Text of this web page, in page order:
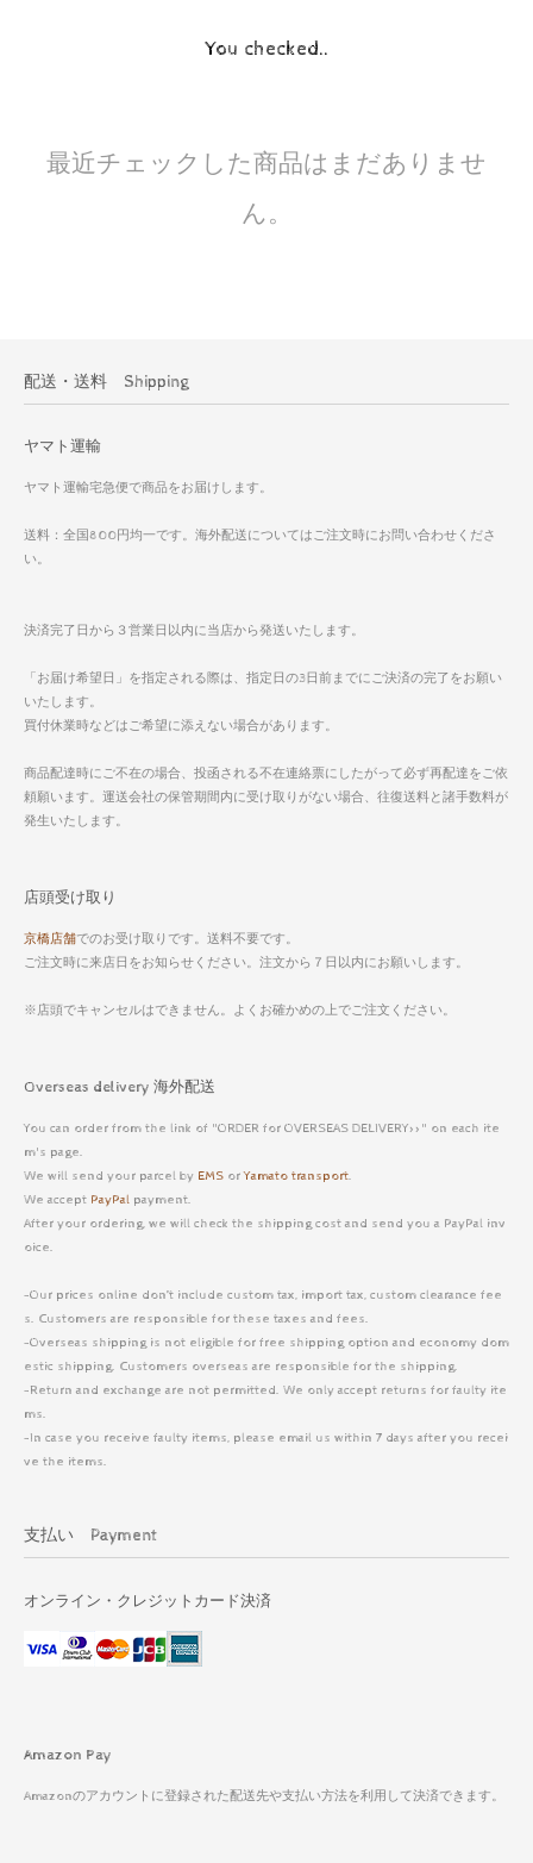
You checked..
最近チェックした商品はまだありませ
ん。
配送・送料 Shipping
ヤマト運輸
ヤマト運輸宅急便で商品をお届けします。
送料：全国800円均一です。海外配送についてはご注文時にお問い合わせくださ
い。
決済完了日から３営業日以内に当店から発送いたします。
「お届け希望日」を指定される際は、指定日の3日前までにご決済の完了をお願い
いたします。
買付休業時などはご希望に添えない場合があります。
商品配達時にご不在の場合、投函される不在連絡票にしたがって必ず再配達をご依
頼願います。運送会社の保管期間内に受け取りがない場合、往復送料と諸手数料が
発生いたします。
店頭受け取り
京橋店舗でのお受け取りです。送料不要です。
ご注文時に来店日をお知らせください。注文から７日以内にお願いします。
※店頭でキャンセルはできません。よくお確かめの上でご注文ください。
Overseas delivery 海外配送
You can order from the link of "ORDER for OVERSEAS DELIVERY>>" on each ite
m's page.
We will send your parcel by EMS orYamato transport.
We accept PayPal payment.
After your ordering, we will check the shipping cost and send you a PayPal inv
oice.
-Our prices online don’t include custom tax, import tax, custom clearance fee
s. Customers are responsible for these taxes and fees.
-Overseas shipping is not eligible for free shipping option and economy dom
estic shipping. Customers overseas are responsible for the shipping.
-Return and exchange are not permitted. We only accept returns for faulty ite
ms.
-In case you receive faulty items, please email us within 7 days after you recei
ve the items.
支払い Payment
オンライン・クレジットカード決済
Amazon Pay
Amazonのアカウントに登録された配送先や支払い方法を利用して決済できます。